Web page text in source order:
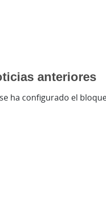
anteriores
ha configurado el